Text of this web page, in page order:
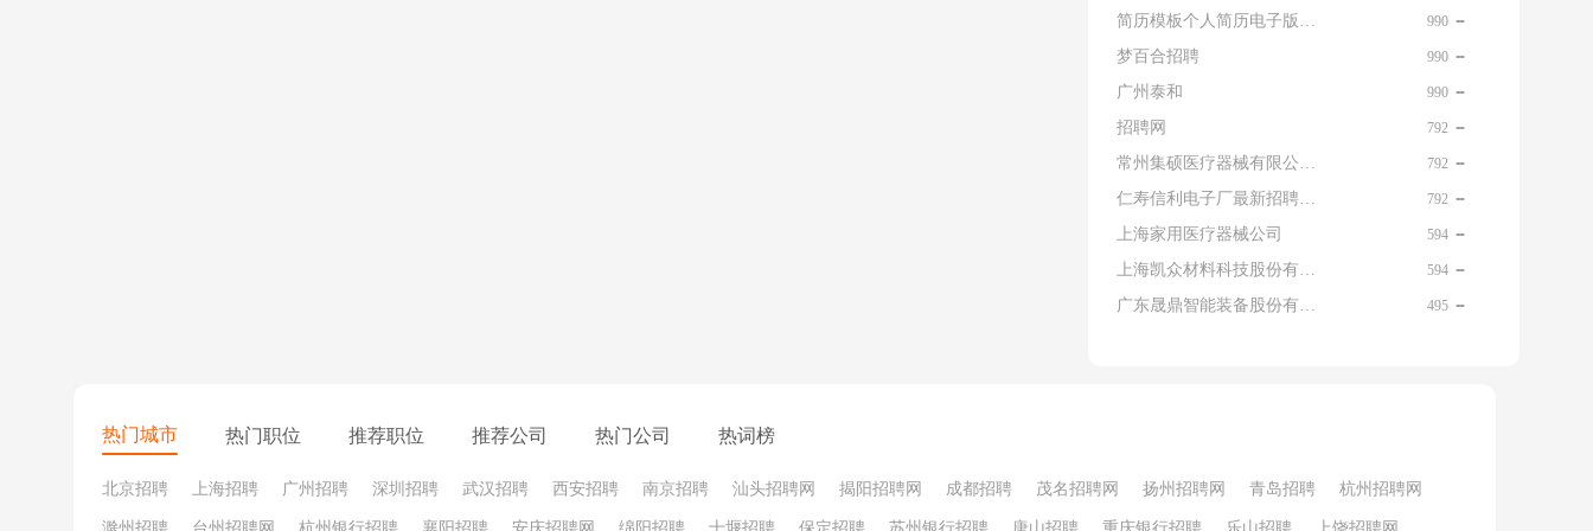
3 努力完善自己
简历模板个人简历电子版免费 990
梦百合招聘 990
广州泰和 990
招聘网 792
常州集硕医疗器械有限公司 名片 792
仁寿信利电子厂最新招聘信息查询 792
上海家用医疗器械公司 594
上海凯众材料科技股份有限公司招聘电话 594
广东晟鼎智能装备股份有限公司 495
热门城市 热门职位 推荐职位 推荐公司 热门公司 热词榜
北京招聘 上海招聘 广州招聘 深圳招聘 武汉招聘 西安招聘 南京招聘 汕头招聘网 揭阳招聘网 成都招聘 茂名招聘网 扬州招聘网 青岛招聘 杭州招聘网